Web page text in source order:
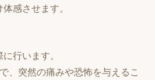
感させます。
行います。
、突然の痛みや恐怖を与えるこ